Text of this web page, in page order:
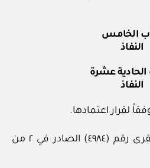
الخامس
النفاذ
الحادية عشرة
النفاذ
لقرار اعتمادها.
نشر في عدد جريدة أم القرى رقم (٤٩٨٤) الصادر في ٢ من